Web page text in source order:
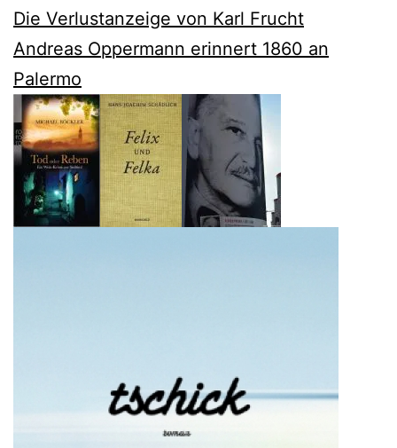
Die Verlustanzeige von Karl Frucht
Andreas Oppermann erinnert 1860 an
Palermo